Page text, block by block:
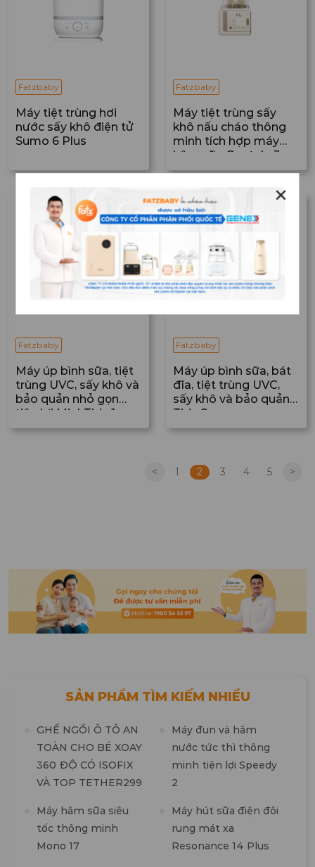
✕
Fatzbaby
Máy tiệt trùng hơi
nước sấy khô điện tử
Sumo 6 Plus
Fatzbaby
Máy tiệt trùng sấy
khô nấu cháo thông
minh tích hợp máy
hâm sữa Captain 3
Fatzbaby
Máy úp bình sữa, tiệt
trùng UVC, sấy khô và
bảo quản nhỏ gọn
tiện lợi Mini-Tidy 1
Fatzbaby
Máy úp bình sữa, bát
đĩa, tiệt trùng UVC,
sấy khô và bảo quản
Tidy 8
< 1 2 3 4 5 >
SẢN PHẨM TÌM KIẾM NHIỀU
GHẾ NGỒI Ô TÔ AN
TOÀN CHO BÉ XOAY
360 ĐỘ CÓ ISOFIX
VÀ TOP TETHER299
Máy đun và hâm
nước tức thì thông
minh tiện lợi Speedy
2
Máy hâm sữa siêu
tốc thông minh
Mono 17
Máy hút sữa điện đôi
rung mát xa
Resonance 14 Plus